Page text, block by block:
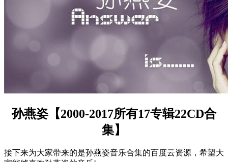
孙燕姿【2000-2017所有17专辑22CD合
集】
接下来为大家带来的是孙燕姿音乐合集的百度云资源，希望大